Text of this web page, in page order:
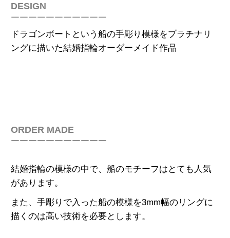
DESIGN
￣￣￣￣￣￣￣￣￣￣￣
ドラゴンボートという船の手彫り模様をプラチナリ
ングに描いた結婚指輪オーダーメイド作品
ORDER MADE
￣￣￣￣￣￣￣￣￣￣￣
結婚指輪の模様の中で、船のモチーフはとても人気
があります。
また、手彫りで入った船の模様を3mm幅のリングに
描くのは高い技術を必要とします。